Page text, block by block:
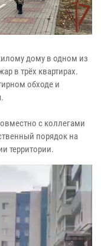
дому в одном из
в трёх квартирах.
обходе и
с коллегами
порядок на
территории.